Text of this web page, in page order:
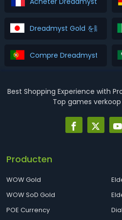
Dreadmyst Gold を購入
Compre Dreadmyst Gold
Best Shopping Experience with
Top games verkoop
Producten
WOW Gold
WOW SoD Gold
POE Currency